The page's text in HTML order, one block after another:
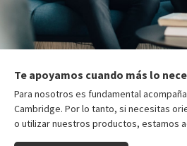
Te apoyamos cuando más lo
Para nosotros es fundamental
Cambridge. Por lo tanto, si necesitas
o utilizar nuestros productos, estamos